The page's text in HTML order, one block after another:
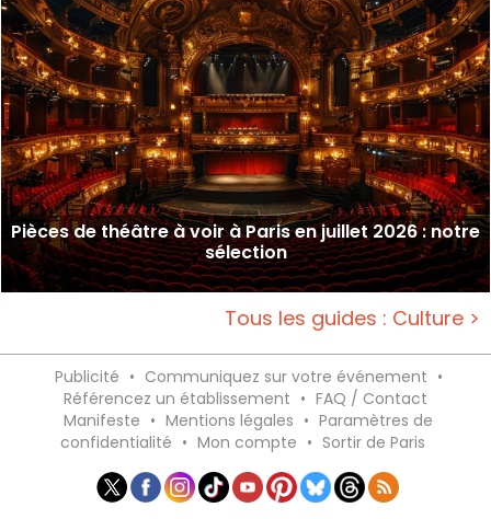
Pièces de théâtre à voir à Paris en juillet 2026 : notre
sélection
Tous les guides : Culture >
Publicité • Communiquez sur votre événement •
Référencez un établissement • FAQ / Contact
Manifeste • Mentions légales • Paramètres de
confidentialité • Mon compte • Sortir de Paris